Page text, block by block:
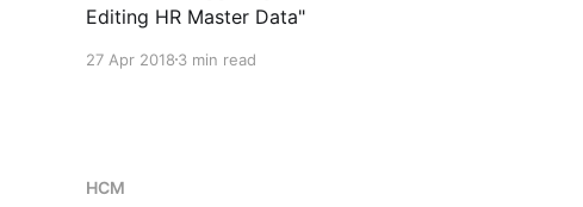
Editing HR Master Data"
27 Apr 2018 3 min read
HCM